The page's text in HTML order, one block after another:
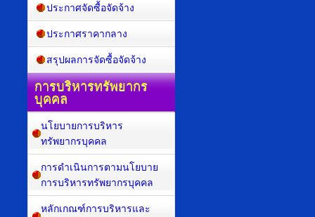
ประกาศจัดซื้อจัดจ้าง
ประกาศราคากลาง
สรุปผลการจัดซื้อจัดจ้าง
การบริหารทรัพยากร
บุคคล
นโยบายการบริหาร
ทรัพยากรบุคคล
การดำเนินการตามนโยบาย
การบริหารทรัพยากรบุคคล
หลักเกณฑ์การบริหารและ